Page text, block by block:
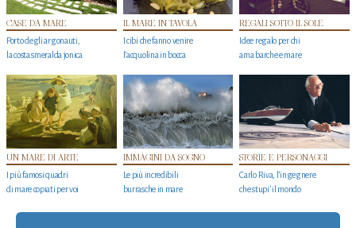
CASE DA MARE
Porto degli argonauti,
la costa smeralda jonica
IL MARE IN TAVOLA
I cibi che fanno venire
l’acquolina in bocca
REGALI SOTTO IL SOLE
Idee regalo per chi
ama barche e mare
UN MARE DI ARTE
I più famosi quadri
di mare copiati per voi
IMMAGINI DA SOGNO
Le più incredibili
burrasche in mare
STORIE E PERSONAGGI
Carlo Riva, l’ingegnere
che stupi' il mondo